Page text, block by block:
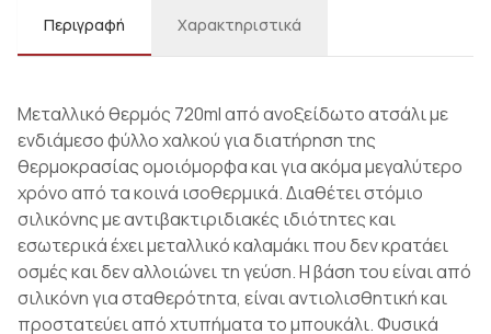
Περιγραφή Χαρακτηριστικά
Μεταλλικό θερμός 720ml από ανοξείδωτο ατσάλι με
ενδιάμεσο φύλλο χαλκού για διατήρηση της
θερμοκρασίας ομοιόμορφα και για ακόμα μεγαλύτερο
χρόνο από τα κοινά ισοθερμικά. Διαθέτει στόμιο
σιλικόνης με αντιβακτιριδιακές ιδιότητες και
εσωτερικά έχει μεταλλικό καλαμάκι που δεν κρατάει
οσμές και δεν αλλοιώνει τη γεύση. Η βάση του είναι από
σιλικόνη για σταθερότητα, είναι αντιολισθητική και
προστατεύει από χτυπήματα το μπουκάλι. Φυσικά